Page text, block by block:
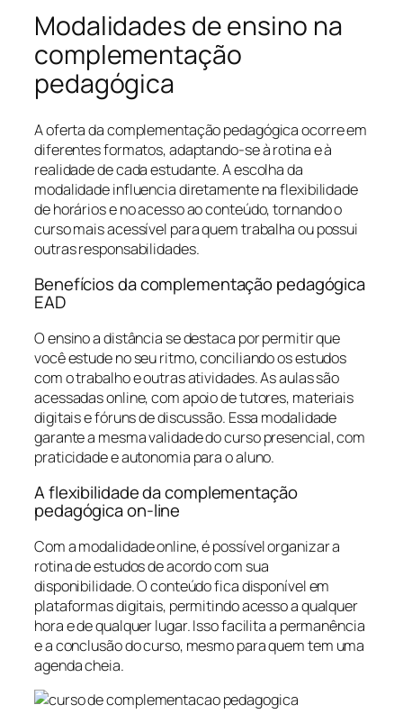
Modalidades de ensino na
complementação
pedagógica
A oferta da complementação pedagógica ocorre em
diferentes formatos, adaptando-se à rotina e à
realidade de cada estudante. A escolha da
modalidade influencia diretamente na flexibilidade
de horários e no acesso ao conteúdo, tornando o
curso mais acessível para quem trabalha ou possui
outras responsabilidades.
Benefícios da complementação pedagógica
EAD
O ensino a distância se destaca por permitir que
você estude no seu ritmo, conciliando os estudos
com o trabalho e outras atividades. As aulas são
acessadas online, com apoio de tutores, materiais
digitais e fóruns de discussão. Essa modalidade
garante a mesma validade do curso presencial, com
praticidade e autonomia para o aluno.
A flexibilidade da complementação
pedagógica on-line
Com a modalidade online, é possível organizar a
rotina de estudos de acordo com sua
disponibilidade. O conteúdo fica disponível em
plataformas digitais, permitindo acesso a qualquer
hora e de qualquer lugar. Isso facilita a permanência
e a conclusão do curso, mesmo para quem tem uma
agenda cheia.